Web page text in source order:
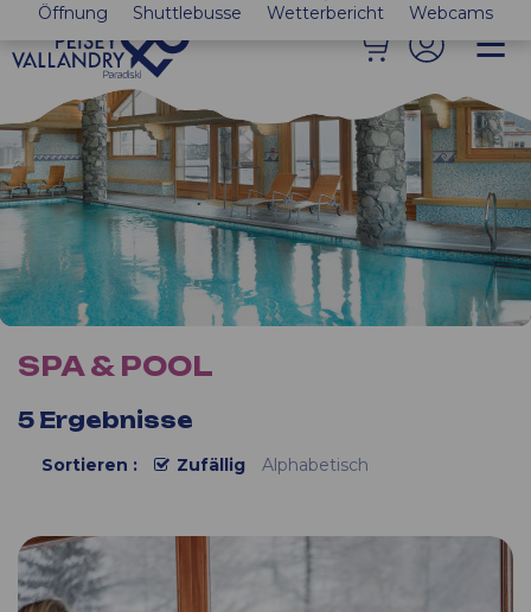
Öffnung Shuttlebusse Wetterbericht Webcams
SPA & POOL
5 Ergebnisse
Sortieren : Zufällig Alphabetisch